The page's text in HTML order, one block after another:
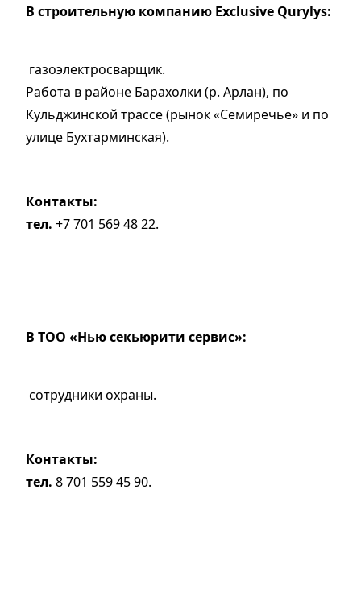
В строительную компанию Exclusive Qurylys:
газоэлектросварщик.
Работа в районе Барахолки (р. Арлан), по
Кульджинской трассе (рынок «Семиречье» и по
улице Бухтарминская).
Контакты:
тел. +7 701 569 48 22.
В ТОО «Нью секьюрити сервис»:
сотрудники охраны.
Контакты:
тел. 8 701 559 45 90.